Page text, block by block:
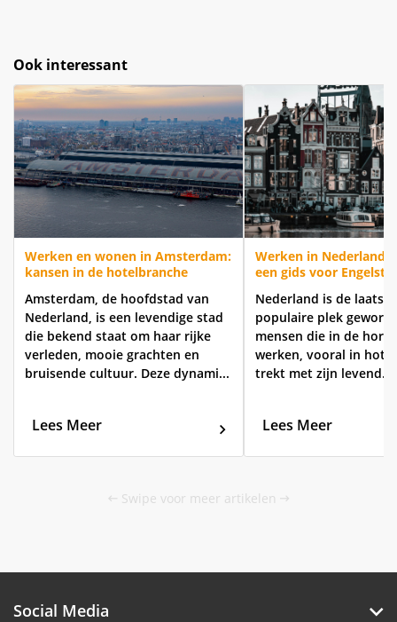
Ook interessant
Werken en wonen in Amsterdam:
kansen in de hotelbranche
Amsterdam, de hoofdstad van
Nederland, is een levendige stad
die bekend staat om haar rijke
verleden, mooie grachten en
bruisende cultuur. Deze dynami...
Lees Meer
Werken in
een gids voor
Nederland is de
populaire plek
mensen die in de
werken, vooral in
trekt met zijn levend...
Lees Meer
Swipe voor meer artikelen
Social Media